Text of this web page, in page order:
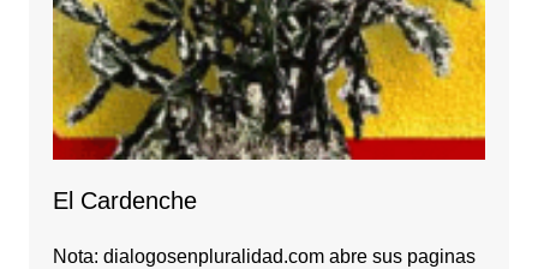
El Cardenche
Nota: dialogosenpluralidad.com abre sus paginas